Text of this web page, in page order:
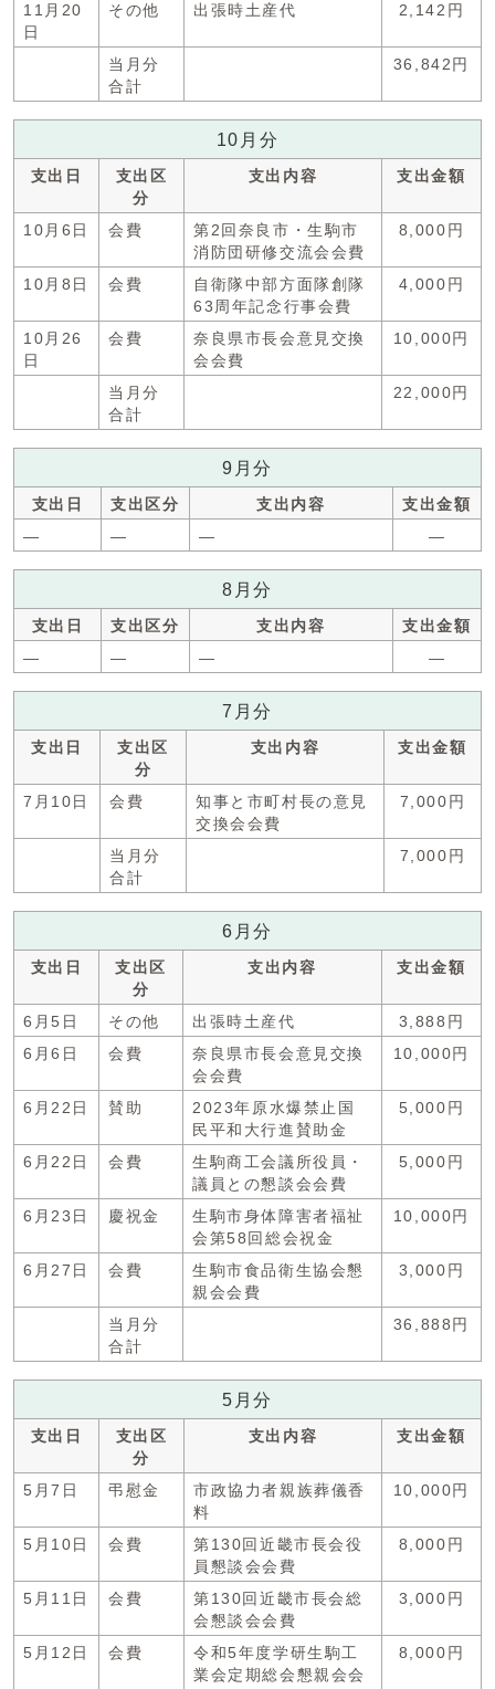
11月20
日
その他 出張時土産代 2,142円
当月分
合計
36,842円
10月分
支出日
支出区
分
支出内容 支出金額
10月6日 会費
第2回奈良市・生駒市
消防団研修交流会会費
8,000円
10月8日 会費
自衛隊中部方面隊創隊
63周年記念行事会費
4,000円
10月26
日
会費
奈良県市長会意見交換
会会費
10,000円
当月分
合計
22,000円
9月分
支出日 支出区分 支出内容
支出金額
―
― ― ―
8月分
支出日 支出区分 支出内容
支出金額
―
― ― ―
7月分
支出日
支出区
分
支出内容 支出金額
7月10日 会費
知事と市町村長の意見
交換会会費
7,000円
当月分
合計
7,000円
6月分
支出日
支出区
分
支出内容 支出金額
6月5日 その他 出張時土産代
3,888円
6月6日
会費
奈良県市長会意見交換
会会費
10,000円
6月22日 賛助
2023年原水爆禁止国
民平和大行進賛助金
5,000円
6月22日 会費
生駒商工会議所役員・
議員との懇談会会費
5,000円
6月23日 慶祝金
生駒市身体障害者福祉
会第58回総会祝金
10,000円
6月27日 会費
生駒市食品衛生協会懇
親会会費
3,000円
当月分
合計
36,888円
5月分
支出日
支出区
分
支出内容 支出金額
5月7日 弔慰金
市政協力者親族葬儀香
料
10,000円
5月10日 会費
第130回近畿市長会役
員懇談会会費
8,000円
5月11日 会費
第130回近畿市長会総
会懇談会会費
3,000円
5月12日 会費
令和5年度学研生駒工
業会定期総会懇親会会
8,000円